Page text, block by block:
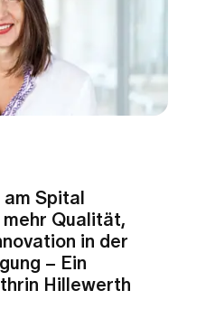
Spital
Qualität,
in der
– Ein
Hillewerth